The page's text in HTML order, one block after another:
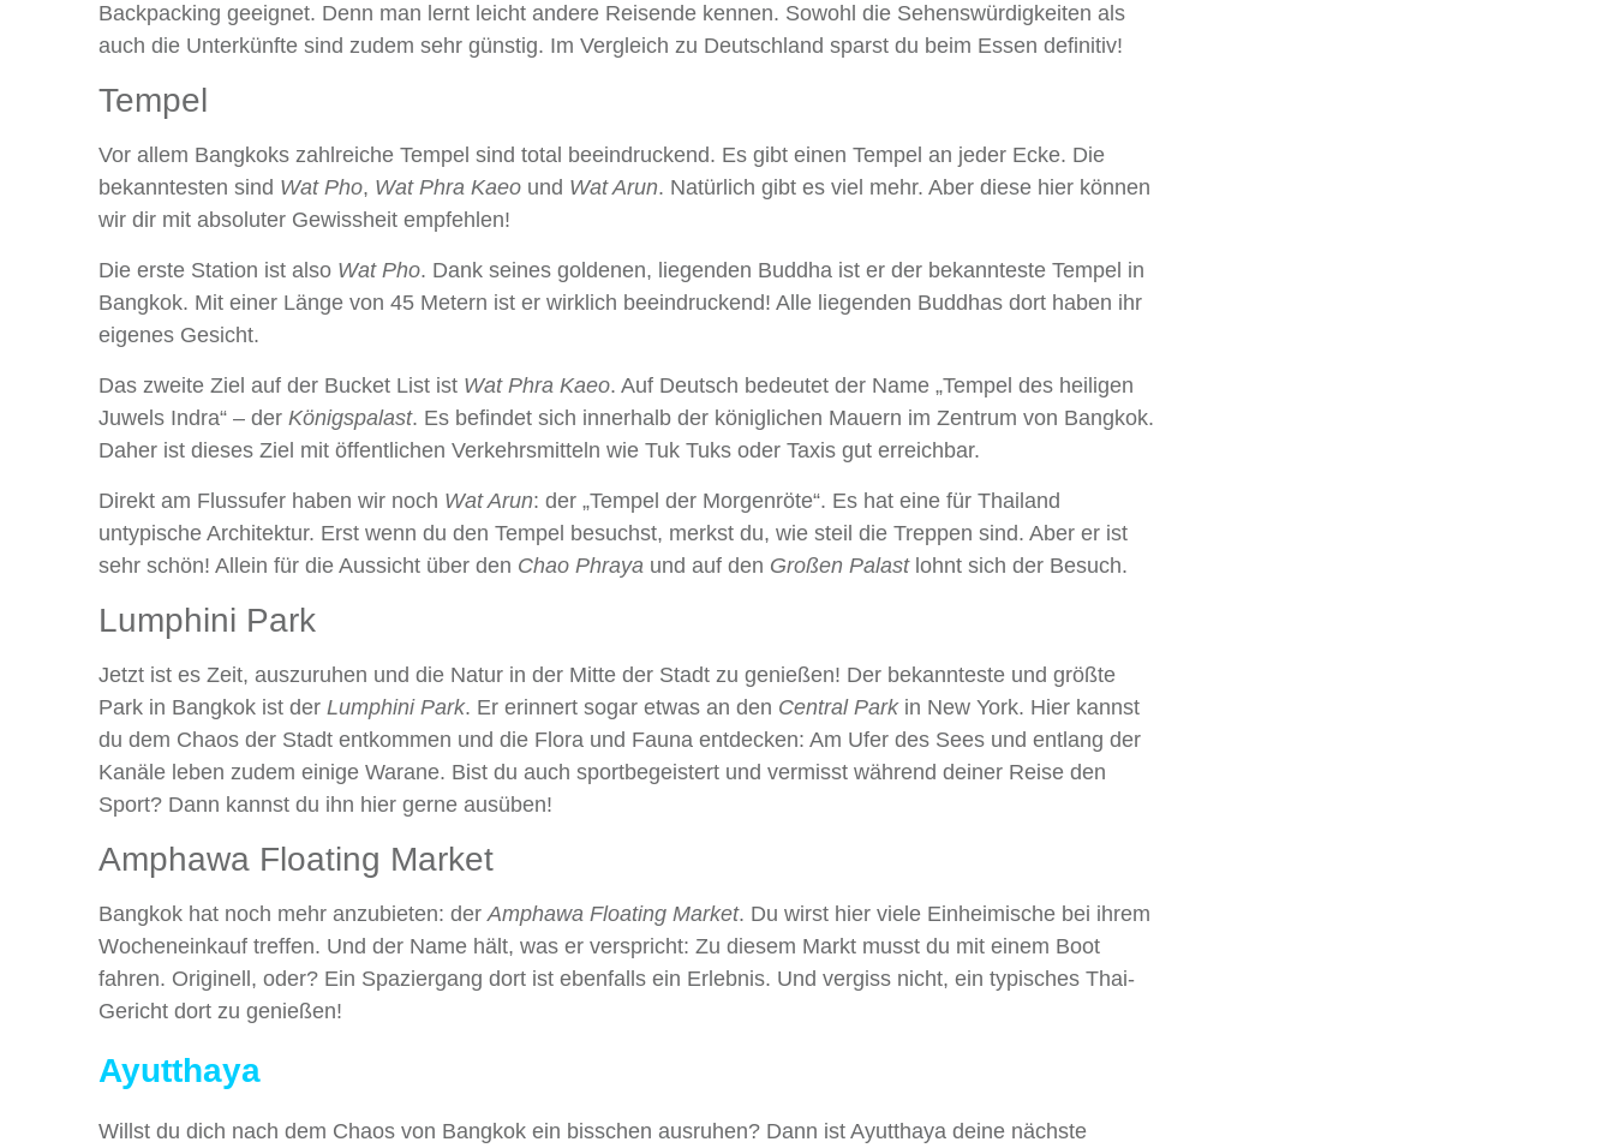
Backpacking geeignet. Denn man lernt leicht andere Reisende kennen. Sowohl die Sehenswürdigkeiten als
auch die Unterkünfte sind zudem sehr günstig. Im Vergleich zu Deutschland sparst du beim Essen definitiv!
Tempel
Vor allem Bangkoks zahlreiche Tempel sind total beeindruckend. Es gibt einen Tempel an jeder Ecke. Die
bekanntesten sind Wat Pho, Wat Phra Kaeo und Wat Arun. Natürlich gibt es viel mehr. Aber diese hier können
wir dir mit absoluter Gewissheit empfehlen!
Die erste Station ist also Wat Pho. Dank seines goldenen, liegenden Buddha ist er der bekannteste Tempel in
Bangkok. Mit einer Länge von 45 Metern ist er wirklich beeindruckend! Alle liegenden Buddhas dort haben ihr
eigenes Gesicht.
Das zweite Ziel auf der Bucket List ist Wat Phra Kaeo. Auf Deutsch bedeutet der Name „Tempel des heiligen
Juwels Indra“ – der Königspalast. Es befindet sich innerhalb der königlichen Mauern im Zentrum von Bangkok.
Daher ist dieses Ziel mit öffentlichen Verkehrsmitteln wie Tuk Tuks oder Taxis gut erreichbar.
Direkt am Flussufer haben wir noch Wat Arun: der „Tempel der Morgenröte“. Es hat eine für Thailand
untypische Architektur. Erst wenn du den Tempel besuchst, merkst du, wie steil die Treppen sind. Aber er ist
sehr schön! Allein für die Aussicht über den Chao Phraya und auf den Großen Palastlohnt sich der Besuch.
Lumphini Park
Jetzt ist es Zeit, auszuruhen und die Natur in der Mitte der Stadt zu genießen! Der bekannteste und größte
Park in Bangkok ist der Lumphini Park. Er erinnert sogar etwas an den Central Parkin New York. Hier kannst
du dem Chaos der Stadt entkommen und die Flora und Fauna entdecken: Am Ufer des Sees und entlang der
Kanäle leben zudem einige Warane. Bist du auch sportbegeistert und vermisst während deiner Reise den
Sport? Dann kannst du ihn hier gerne ausüben!
Amphawa Floating Market
Bangkok hat noch mehr anzubieten: derAmphawa Floating Market. Du wirst hier viele Einheimische bei ihrem
Wocheneinkauf treffen. Und der Name hält, was er verspricht: Zu diesem Markt musst du mit einem Boot
fahren. Originell, oder? Ein Spaziergang dort ist ebenfalls ein Erlebnis. Und vergiss nicht, ein typisches Thai-
Gericht dort zu genießen!
Ayutthaya
Willst du dich nach dem Chaos von Bangkok ein bisschen ausruhen? Dann ist Ayutthaya deine nächste